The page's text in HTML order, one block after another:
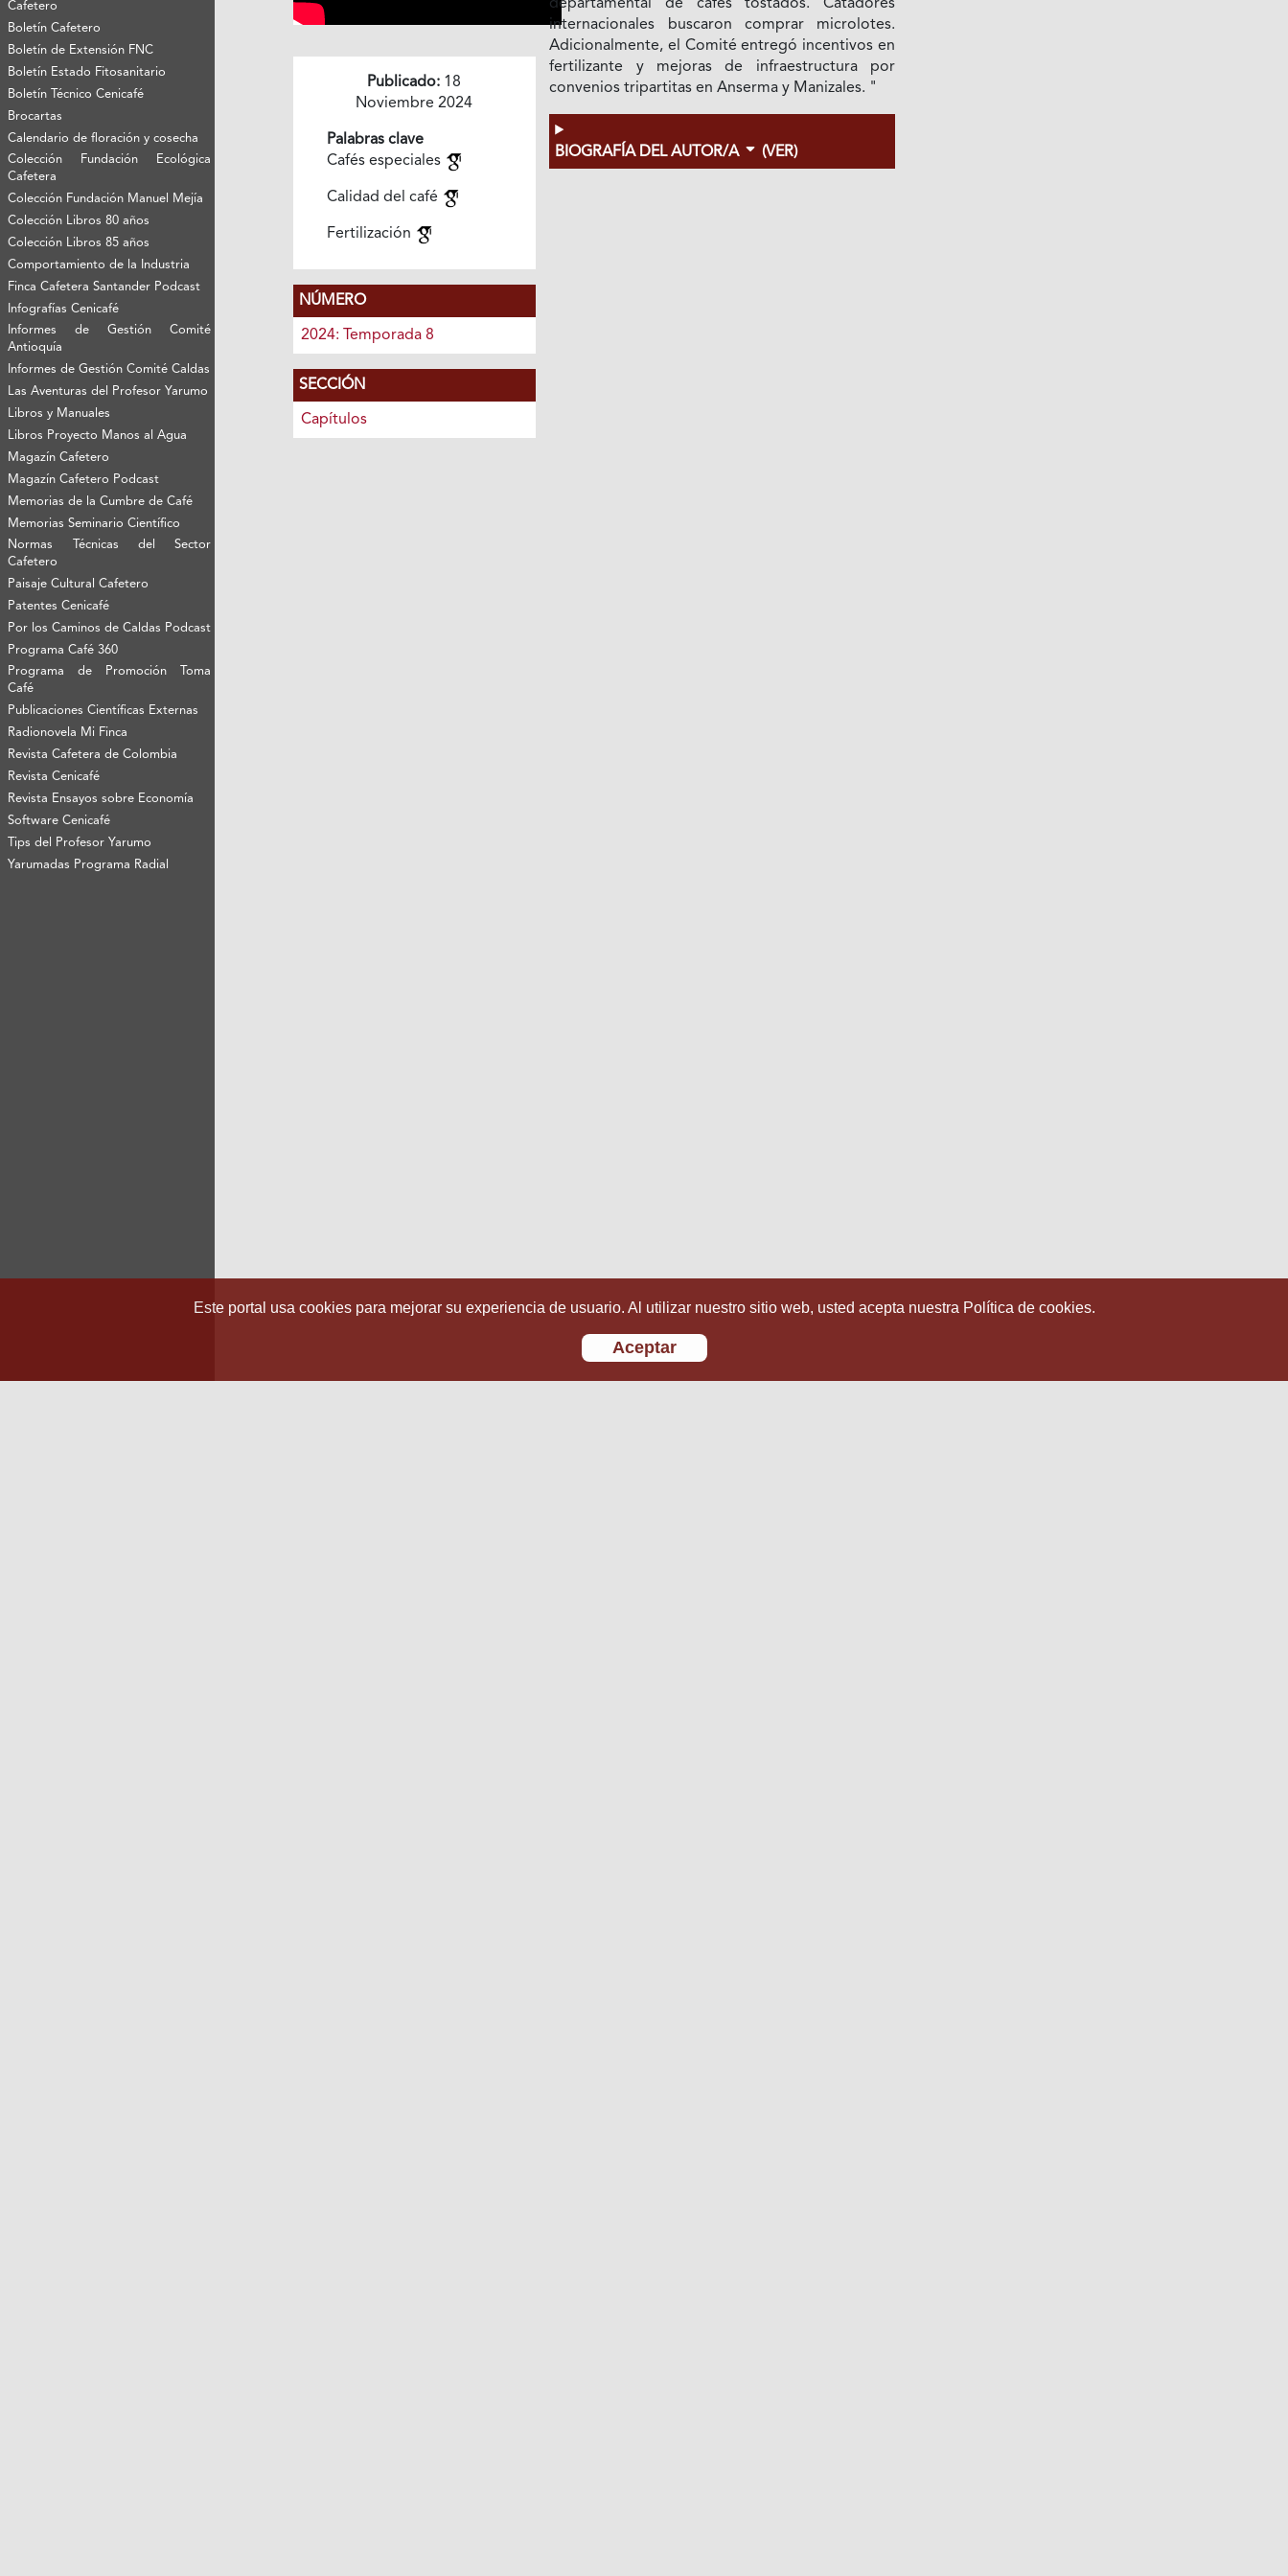
Cafetero
Boletín Cafetero
Boletín de Extensión FNC
Boletín Estado Fitosanitario
Boletín Técnico Cenicafé
Brocartas
Calendario de floración y cosecha
Colección Fundación Ecológica
Cafetera
Colección Fundación Manuel Mejía
Colección Libros 80 años
Colección Libros 85 años
Comportamiento de la Industria
Finca Cafetera Santander Podcast
Infografías Cenicafé
Informes de Gestión Comité
Antioquía
Informes de Gestión Comité Caldas
Las Aventuras del Profesor Yarumo
Libros y Manuales
Libros Proyecto Manos al Agua
Magazín Cafetero
Magazín Cafetero Podcast
Memorias de la Cumbre de Café
Memorias Seminario Científico
Normas Técnicas del Sector
Cafetero
Paisaje Cultural Cafetero
Patentes Cenicafé
Por los Caminos de Caldas Podcast
Programa Café 360
Programa de Promoción Toma
Café
Publicaciones Científicas Externas
Radionovela Mi Finca
Revista Cafetera de Colombia
Revista Cenicafé
Revista Ensayos sobre Economía
Software Cenicafé
Tips del Profesor Yarumo
Yarumadas Programa Radial
Publicado: 18
Noviembre 2024
Palabras clave
Cafés especiales
Calidad del café
Fertilización
NÚMERO
2024: Temporada 8
SECCIÓN
Capítulos
departamental de cafés tostados. Catadores
internacionales buscaron comprar microlotes.
Adicionalmente, el Comité entregó incentivos en
fertilizante y mejoras de infraestructura por
convenios tripartitas en Anserma y Manizales. "
BIOGRAFÍA DEL AUTOR/A (VER)
Este portal usa cookies para mejorar su experiencia de usuario. Al utilizar nuestro sitio web, usted acepta nuestra Política de cookies.
Aceptar